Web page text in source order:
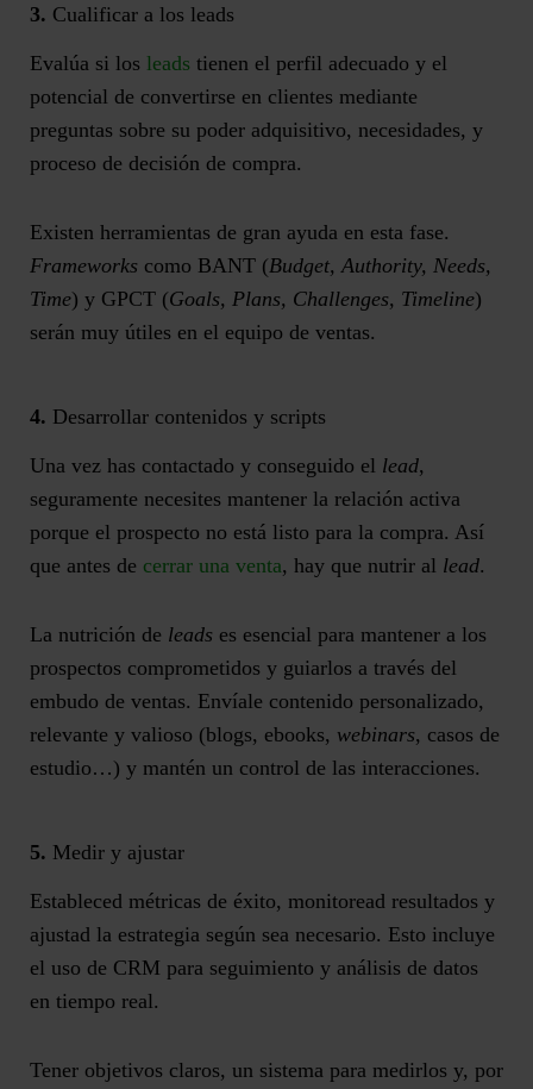
3. Cualificar a los leads
Evalúa si los leads tienen el perfil adecuado y el
potencial de convertirse en clientes mediante
preguntas sobre su poder adquisitivo, necesidades, y
proceso de decisión de compra.
Existen herramientas de gran ayuda en esta fase.
Frameworks como BANT (Budget, Authority, Needs,
Time) y GPCT (Goals, Plans, Challenges, Timeline)
serán muy útiles en el equipo de ventas.
4. Desarrollar contenidos y scripts
Una vez has contactado y conseguido el lead,
seguramente necesites mantener la relación activa
porque el prospecto no está listo para la compra. Así
que antes de cerrar una venta, hay que nutrir al lead.
La nutrición de leads es esencial para mantener a los
prospectos comprometidos y guiarlos a través del
embudo de ventas. Envíale contenido personalizado,
relevante y valioso (blogs, ebooks, webinars, casos de
estudio…) y mantén un control de las interacciones.
5. Medir y ajustar
Estableced métricas de éxito, monitoread resultados y
ajustad la estrategia según sea necesario. Esto incluye
el uso de CRM para seguimiento y análisis de datos
en tiempo real.
Tener objetivos claros, un sistema para medirlos y, por